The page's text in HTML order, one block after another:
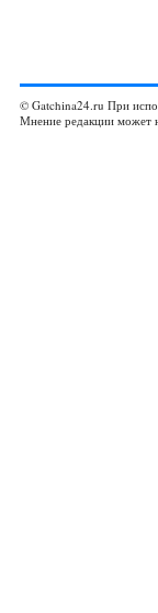
© Gatchina24.ru При
Мнение редакции может